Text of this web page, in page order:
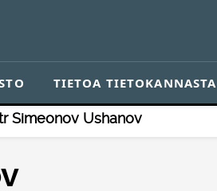
TIETOA TIETOKANNASTA
Simeonov Ushanov